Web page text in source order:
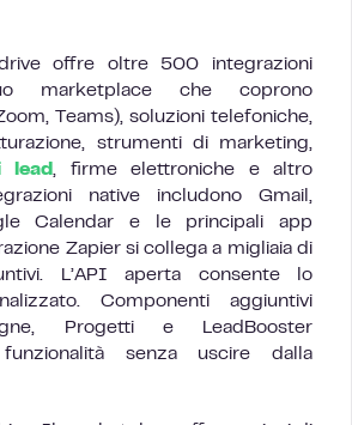
offre oltre 500 integrazioni
marketplace che coprono
Teams), soluzioni telefoniche,
strumenti di marketing,
lead , firme elettroniche e altro
native includono Gmail,
Calendar e le principali app
Zapier si collega a migliaia di
L’API aperta consente lo
Componenti aggiuntivi
Progetti e LeadBooster
senza uscire dalla